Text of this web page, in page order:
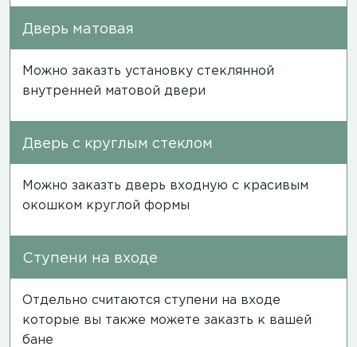
Дверь матовая
Можно заказть установку стеклянной
внутренней матовой двери
Дверь с круглым стеклом
Можно заказть дверь входную с красивым
окошком круглой формы
Ступени на входе
Отдельно считаются ступени на входе
которые вы также можете заказть к вашей
бане